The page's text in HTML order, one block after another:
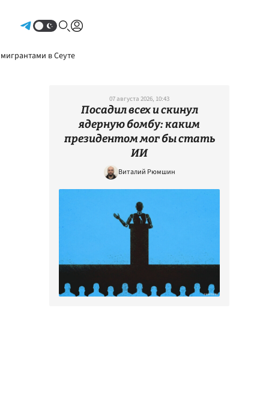
в Сеуте
07 августа 2026, 10:43
Посадил всех и скинул
ядерную бомбу: каким
президентом мог бы стать
ИИ
Виталий Рюмшин